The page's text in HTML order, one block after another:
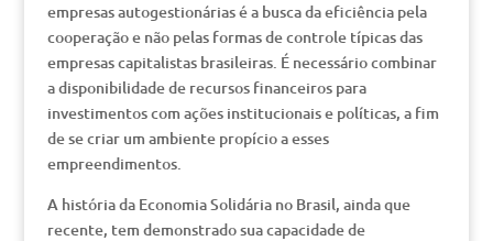
empresas autogestionárias é a busca da eficiência pela
cooperação e não pelas formas de controle típicas das
empresas capitalistas brasileiras. É necessário combinar
a disponibilidade de recursos financeiros para
investimentos com ações institucionais e políticas, a fim
de se criar um ambiente propício a esses
empreendimentos.
A história da Economia Solidária no Brasil, ainda que
recente, tem demonstrado sua capacidade de